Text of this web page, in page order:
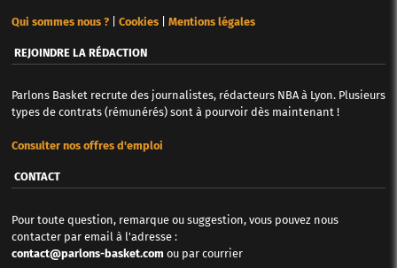
Qui sommes nous ?| Cookies| Mentions légales
REJOINDRE LA RÉDACTION
Parlons Basket recrute des journalistes, rédacteurs NBA à Lyon. Plusieurs
types de contrats (rémunérés) sont à pourvoir dès maintenant !
Consulter nos offres d'emploi
CONTACT
Pour toute question, remarque ou suggestion, vous pouvez nous
contacter par email à l'adresse :
contact@parlons-basket.com ou par courrier